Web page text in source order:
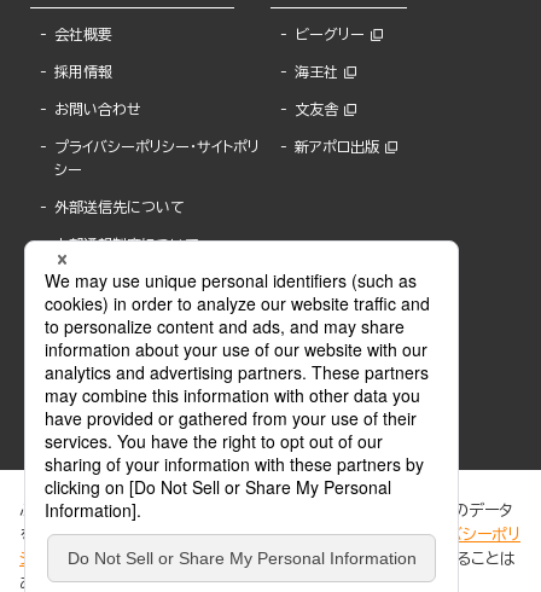
会社概要
採用情報
お問い合わせ
プライバシーポリシー・サイトポリ
シー
外部送信先について
内部通報制度について
ビーグリー
海王社
文友舎
新アポロ出版
ABJマークは、この電子書店・電子書籍配信サービスが、著作権者からコンテンツ使用許諾を
ぶんか社が運営するサイトでは、利便性向上のためにCookie等のデータ
を使用しています。 当社のCookieについての詳細は、「プライバシーポリ
シー
」をご覧ください。当サイトでは、訪問者の個人情報を追跡することは
ありません。